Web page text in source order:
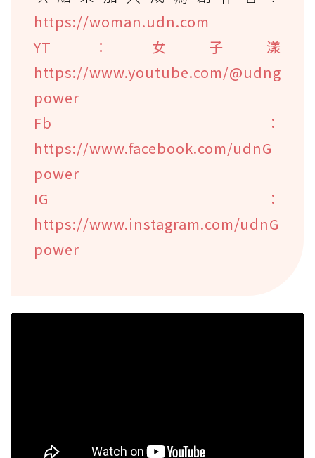
https://woman.udn.com
YT：女子漾
https://www.youtube.com/@udng
power
Fb：
https://www.facebook.com/udnG
power
IG：
https://www.instagram.com/udnG
power